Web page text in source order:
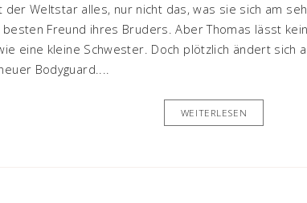
der Weltstar alles, nur nicht das, was sie sich am
besten Freund ihres Bruders. Aber Thomas lässt
eine kleine Schwester. Doch plötzlich ändert sich
Bodyguard....
WEITERLESEN